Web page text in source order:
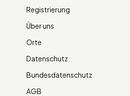
Registrierung
Über uns
Orte
Datenschutz
Bundesdatenschutz
AGB